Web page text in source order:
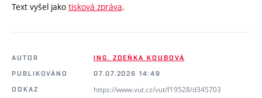
Text vyšel jako tisková zpráva.
AUTOR
ING. ZDEŇKA KOUBOVÁ
PUBLIKOVÁNO
07.07.2026 14:49
ODKAZ
https://www.vut.cz/vut/f19528/d345703